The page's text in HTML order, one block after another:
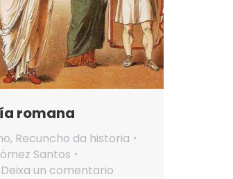
romana
, Recuncho da historia
Santos
Deixa un comentario